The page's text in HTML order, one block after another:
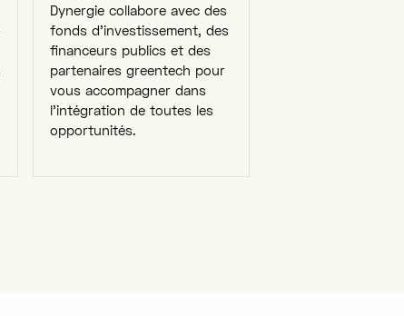
Dynergie collabore avec des
fonds d'investissement, des
financeurs publics et des
partenaires greentech pour
vous accompagner dans
l'intégration de toutes les
opportunités.